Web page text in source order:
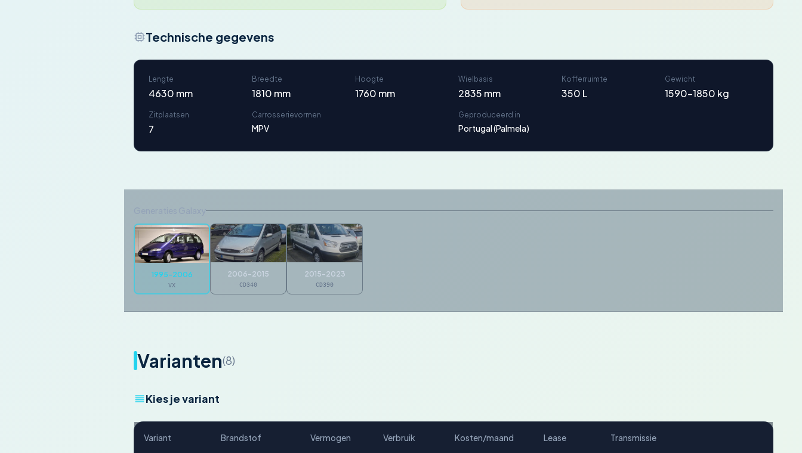
Technische gegevens
Lengte
4630 mm
Breedte
1810 mm
Hoogte
1760 mm
Wielbasis
2835 mm
Kofferruimte
350 L
Gewicht
1590-1850 kg
Zitplaatsen
7
Carrosserievormen
MPV
Geproduceerd in
Portugal (Palmela)
1995-2006
VX
2006-2015
CD340
2015-2023
CD390
Varianten(8)
Kies je variant
Variant Brandstof Vermogen Verbruik Kosten/maand Lease Transmissie